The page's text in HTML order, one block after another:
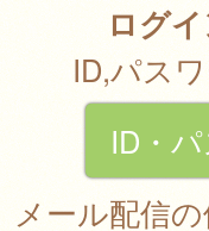
ログ
ID,パス
ID・
メール配信